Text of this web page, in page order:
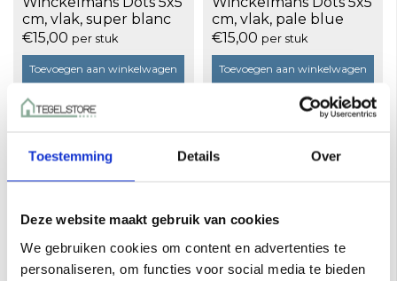
Toestemming Details Over
Deze website maakt gebruik van cookies
We gebruiken cookies om content en advertenties te
personaliseren, om functies voor social media te bieden
cm, vlak, super blanc
(BAS) 0,063 m², 9 mm
dik, 0,063 m²
€15,00 per stuk
Toevoegen aan winkelwagen
cm, vlak, pale blue
(BEP), 9 mm dik, doos
a 25 stuks
€15,00 per stuk
Toevoegen aan winkelwagen